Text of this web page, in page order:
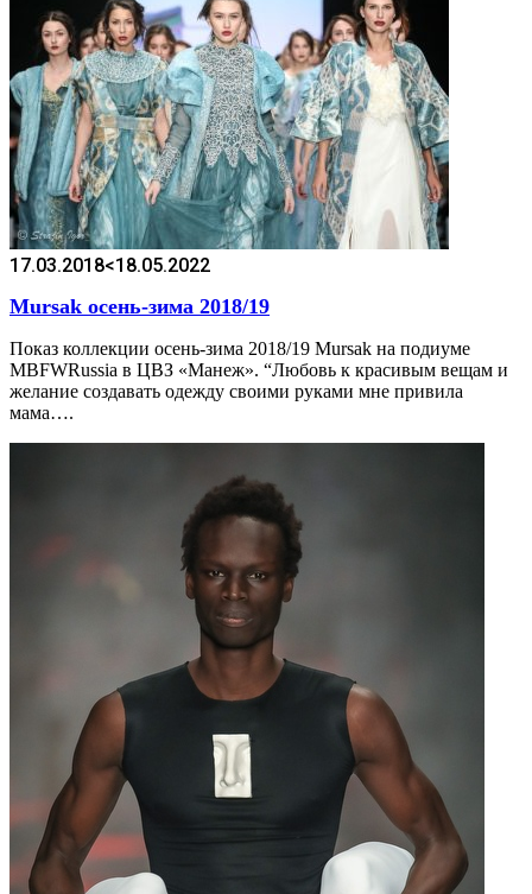
17.03.2018<18.05.2022
Mursak осень-зима 2018/19
Показ коллекции осень-зима 2018/19 Mursak на подиуме
MBFWRussia в ЦВЗ «Манеж». “Любовь к красивым вещам и
желание создавать одежду своими руками мне привила
мама….